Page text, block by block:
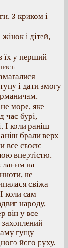
З криком і
і дітей,
їх у перший
і дати змогу
море, яке
час бурі,
І коли раніш
брали верх
все своєю
впертістю.
на
не
свіжа
коли сам
народу,
він у все
захоплений
гущу
його руху.